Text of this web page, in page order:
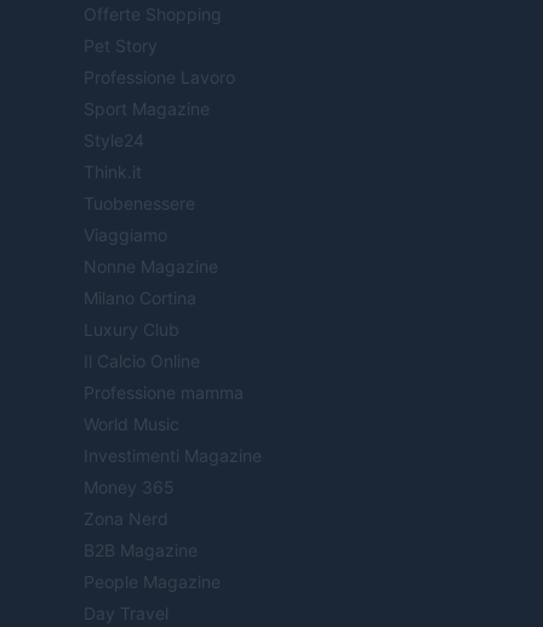
Offerte Shopping
Pet Story
Professione Lavoro
Sport Magazine
Style24
Think.it
Tuobenessere
Viaggiamo
Nonne Magazine
Milano Cortina
Luxury Club
Il Calcio Online
Professione mamma
World Music
Investimenti Magazine
Money 365
Zona Nerd
B2B Magazine
People Magazine
Day Travel